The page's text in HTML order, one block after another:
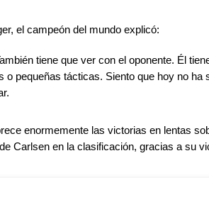
el campeón del mundo explicó:
tiene que ver con el oponente. Él
pequeñas tácticas. Siento que hoy no ha
enormemente las victorias en lentas
Carlsen en la clasificación, gracias a su